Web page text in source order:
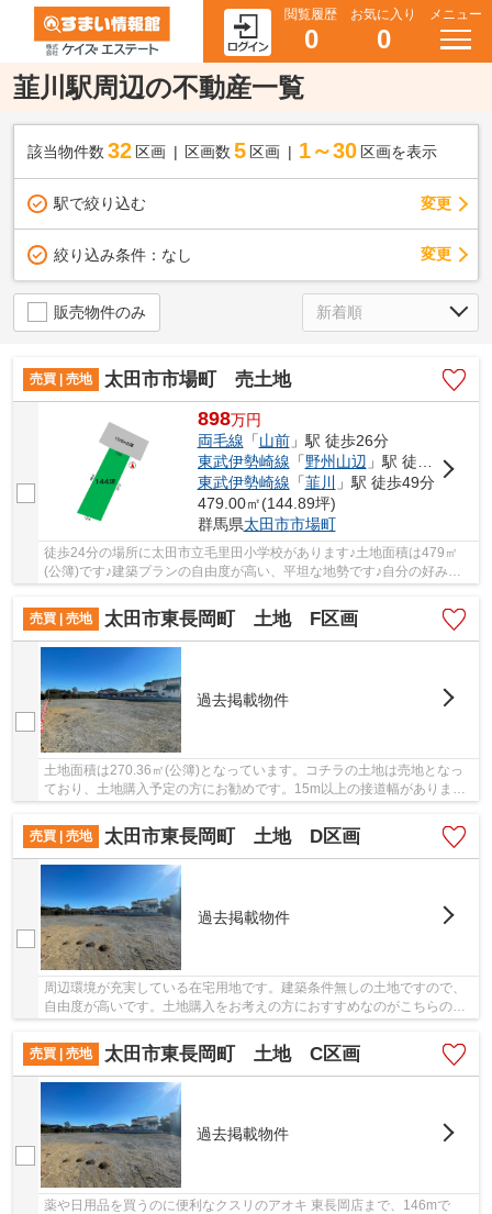
閲覧履歴
0
お気に入り
0
メニュー
韮川駅周辺の不動産一覧
該当物件数 32 区画 区画数 5 区画 1～30 区画を表示
駅で絞り込む 変更
絞り込み条件： なし 変更
販売物件のみ
売買 | 売地 太田市市場町 売土地
898万円
両毛線 「山前」駅 徒歩26分
東武伊勢崎線 「野州山辺 」駅 徒歩33分
東武伊勢崎線 「韮川
」駅 徒歩49分
479.00㎡(144.89坪)
群馬県太田市市場町
徒歩24分の場所に太田市立毛里田小学校があります♪土地面積は479㎡
(公簿)です♪建築プランの自由度が高い、平坦な地勢です♪自分の好みの
売買 | 売地
太田市東長岡町 土地 F区画
過去掲載物件
土地面積は270.36㎡(公簿)となっています。コチラの土地は売地となっ
ており、土地購入予定の方にお勧めです。15m以上の接道幅がありま
売買 | 売地
太田市東長岡町 土地 D区画
過去掲載物件
周辺環境が充実している在宅用地です。建築条件無しの土地ですので、
自由度が高いです。土地購入をお考えの方におすすめなのがこちらの売
売買 | 売地
太田市東長岡町 土地 C区画
過去掲載物件
薬や日用品を買うのに便利なクスリのアオキ 東長岡店まで、146mで